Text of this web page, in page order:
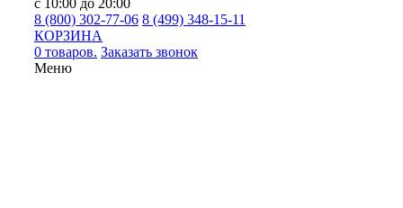
с 10:00 до 20:00
8 (800) 302-77-06 8 (499) 348-15-11
КОРЗИНА
0 товаров. Заказать звонок
Меню